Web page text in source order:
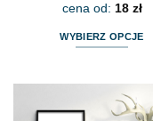
cena od: 18 zł
WYBIERZ OPCJE
wiele